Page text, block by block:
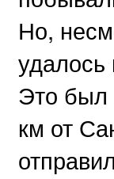
Но,
удалось
Это был
км от